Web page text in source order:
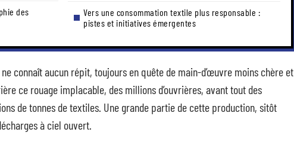
des
Vers une consommation textile plus responsable :
pistes et initiatives émergentes
connaît aucun répit, toujours en quête de main-d’œuvre moins chère et
ce rouage implacable, des millions d’ouvrières, avant tout des
de tonnes de textiles. Une grande partie de cette production, sitôt
à ciel ouvert.